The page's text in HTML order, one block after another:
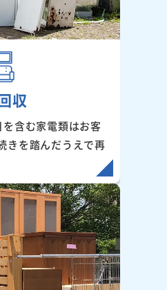
収
含む家電類はお客
きを踏んだうえで再